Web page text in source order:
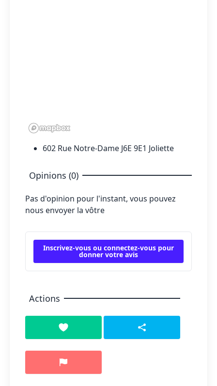
602 Rue Notre-Dame J6E 9E1 Joliette
Opinions (0)
Pas d'opinion pour l'instant, vous pouvez
nous envoyer la vôtre
Inscrivez-vous ou connectez-vous pour
donner votre avis
Actions